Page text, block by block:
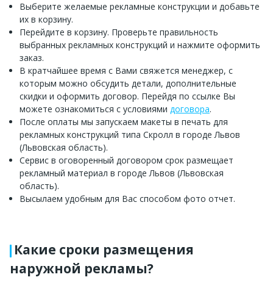
Выберите желаемые рекламные конструкции и добавьте
их в корзину.
Перейдите в корзину. Проверьте правильность
выбранных рекламных конструкций и нажмите оформить
заказ.
В кратчайшее время с Вами свяжется менеджер, с
которым можно обсудить детали, дополнительные
скидки и оформить договор. Перейдя по ссылке Вы
можете ознакомиться с условиями договора.
После оплаты мы запускаем макеты в печать для
рекламных конструкций типа Скролл в городе Львов
(Львовская область).
Сервис в оговоренный договором срок размещает
рекламный материал в городе Львов (Львовская
область).
Высылаем удобным для Вас способом фото отчет.
Какие сроки размещения
наружной рекламы?